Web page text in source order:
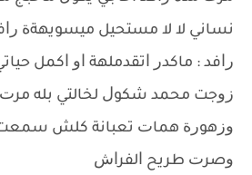
ﻧﺴﺎﻧﻲ ﻻ ﻻ ﻣﺴﺘﺤﻴﻞ ﻣﻴﺴﻮﻳﻬﺔﺓ
ﺭﺍﻓﺪ : ﻣﺎﻛﺪﺭ ﺍﺗﻘﺪﻣﻠﻬﺔ ﺍﻭ ﺍﻛﻤﻞ
ﺯﻭﺟﺖ ﻣﺤﻤﺪ ﺷﻜﻮﻝ ﻟﺨﺎﻟﺘﻲ ﺑﻠﻪ
ﻭﺯﻫﻮﺭﺓ ﻫﻤﺎﺕ ﺗﻌﺒﺎﻧﺔ ﻛﻠﺶ
ﻭﺻﺮﺕ ﻃﺮﻳﺢ ﺍﻟﻔﺮﺍﺵ